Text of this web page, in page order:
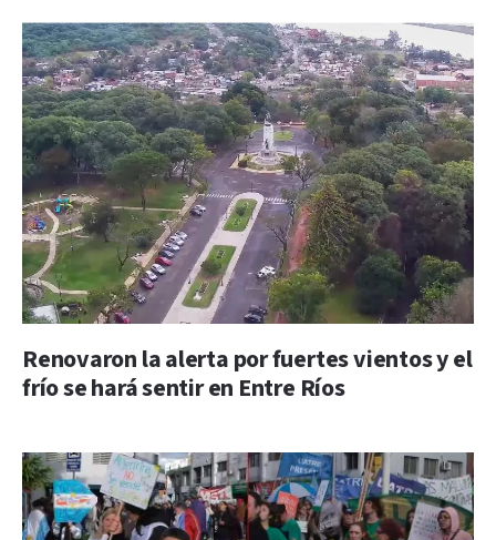
Renovaron la alerta por fuertes vientos y el
frío se hará sentir en Entre Ríos